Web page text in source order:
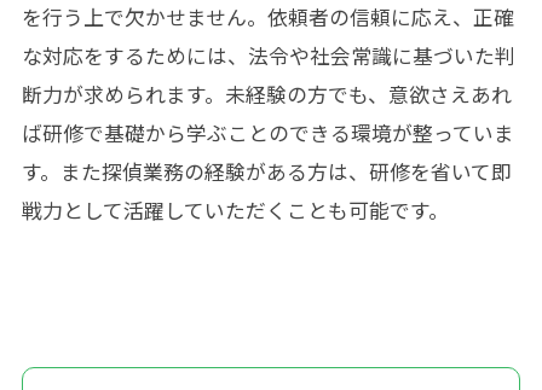
を行う上で欠かせません。依頼者の信頼に応え、正確
な対応をするためには、法令や社会常識に基づいた判
断力が求められます。未経験の方でも、意欲さえあれ
ば研修で基礎から学ぶことのできる環境が整っていま
す。また探偵業務の経験がある方は、研修を省いて即
戦力として活躍していただくことも可能です。